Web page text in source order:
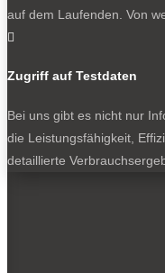
auf dem Laufenden. Von

Zugriff auf Testdaten
Bei uns gibt es nicht nur
die Leistungsfähigkeit,
detaillierte